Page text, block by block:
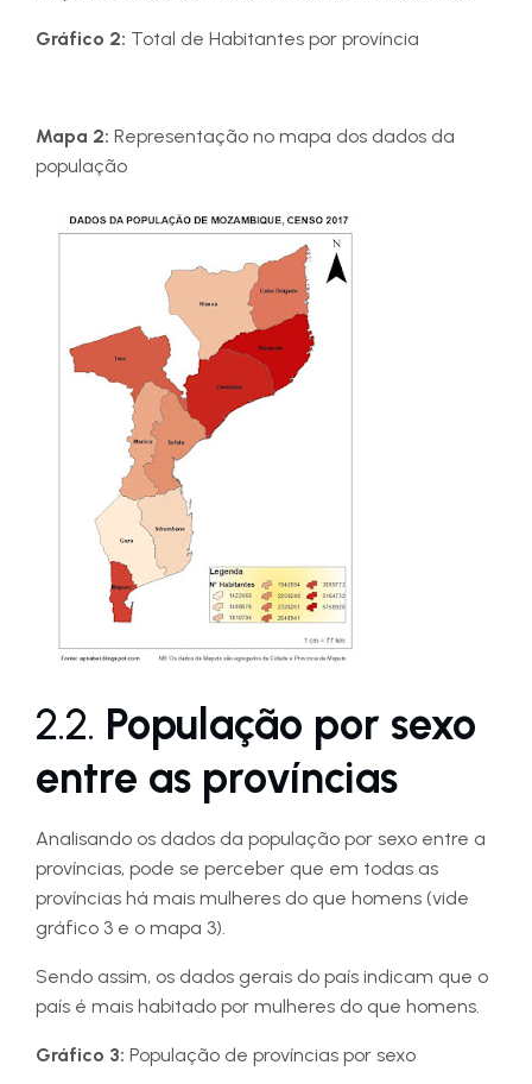
Gráfico 2: Total de Habitantes por província
Mapa 2: Representação no mapa dos dados da
população
2.2. População por sexo
entre as províncias
Analisando os dados da população por sexo entre a
províncias, pode se perceber que em todas as
províncias há mais mulheres do que homens (vide
gráfico 3 e o mapa 3).
Sendo assim, os dados gerais do país indicam que o
país é mais habitado por mulheres do que homens.
Gráfico 3: População de províncias por sexo